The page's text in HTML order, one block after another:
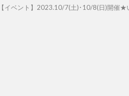
【イベント】2023.10/7(土)･10/8(日)開催★